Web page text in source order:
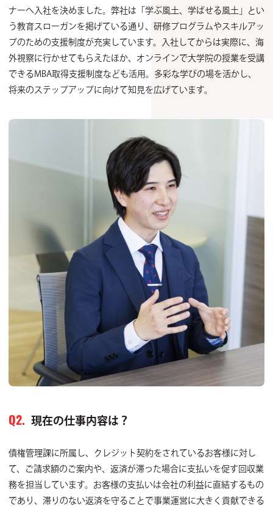
ナーへ入社を決めました。弊社は「学ぶ風土、学ばせる風土」とい
う教育スローガンを掲げている通り、研修プログラムやスキルアッ
プのための支援制度が充実しています。入社してからは実際に、海
外視察に行かせてもらえたほか、オンラインで大学院の授業を受講
できるMBA取得支援制度なども活用。多彩な学びの場を活かし、
将来のステップアップに向けて知見を広げています。
Q2. 現在の仕事内容は？
債権管理課に所属し、クレジット契約をされているお客様に対し
て、ご請求額のご案内や、返済が滞った場合に支払いを促す回収業
務を担当しています。お客様の支払いは会社の利益に直結するもの
であり、滞りのない返済を守ることで事業運営に大きく貢献できる